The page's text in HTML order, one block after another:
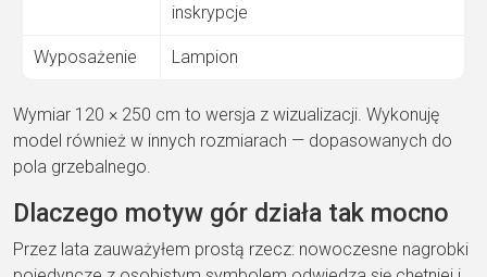
inskrypcje
Wyposażenie Lampion
Wymiar 120 × 250 cm to wersja z wizualizacji. Wykonuję
model również w innych rozmiarach — dopasowanych do
pola grzebalnego.
Dlaczego motyw gór działa tak mocno
Przez lata zauważyłem prostą rzecz: nowoczesne nagrobki